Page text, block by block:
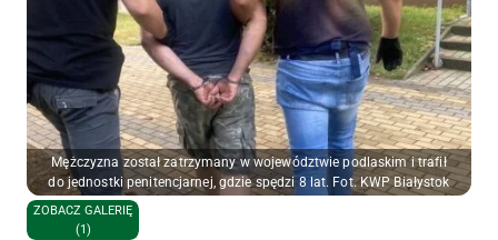
Mężczyzna został zatrzymany w województwie podlaskim i trafił
do jednostki penitencjarnej, gdzie spędzi 8 lat. Fot. KWP Białystok
ZOBACZ GALERIĘ
(1)